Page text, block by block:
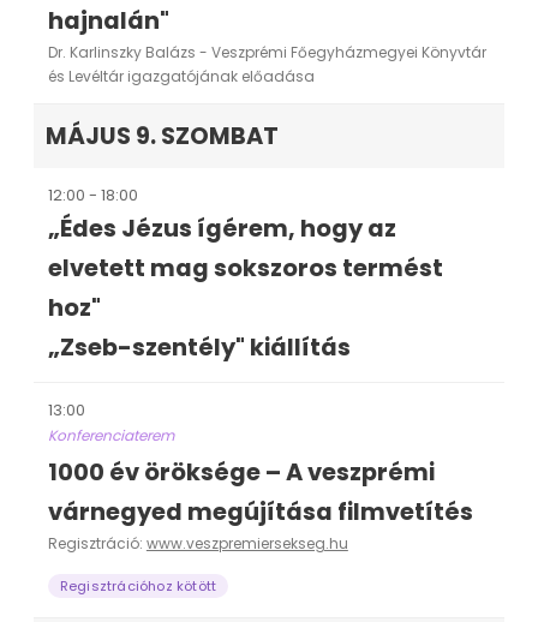
hajnalán"
Dr. Karlinszky Balázs - Veszprémi Főegyházmegyei Könyvtár
és Levéltár igazgatójának előadása
MÁJUS 9. SZOMBAT
12:00 - 18:00
„Édes Jézus ígérem, hogy az
elvetett mag sokszoros termést
hoz"
„Zseb-szentély" kiállítás
13:00
Konferenciaterem
1000 év öröksége – A veszprémi
várnegyed megújítása filmvetítés
Regisztráció: www.veszpremiersekseg.hu
Regisztrációhoz kötött